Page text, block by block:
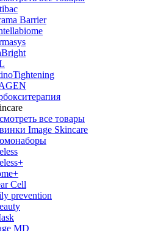
Barrier
все товары
Image Skincare
Cell
prevention
MD